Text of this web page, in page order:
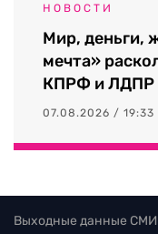
НОВОСТИ
Мир, деньги,
мечта»
КПРФ и ЛДПР
07.08.2026 / 19:33
Выходные данные СМИ